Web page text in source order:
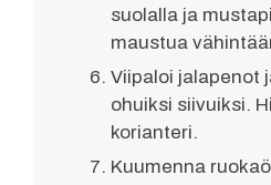
suolalla ja
maustua
Viipaloi jalapenot
ohuiksi siivuiksi.
korianteri.
Kuumenna